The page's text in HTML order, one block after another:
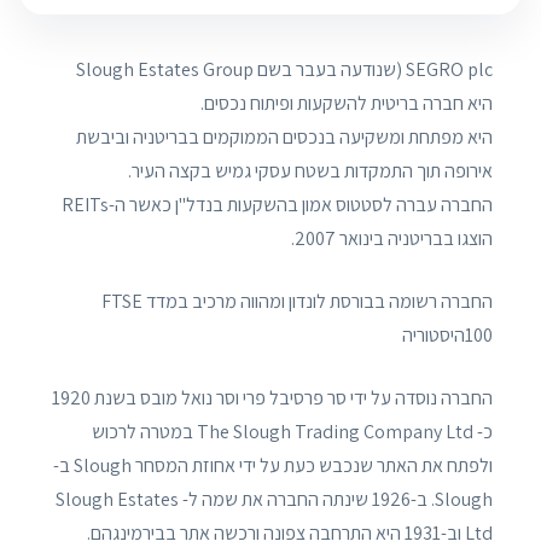
SEGRO plc (שנודעה בעבר בשם Slough Estates Group
היא חברה בריטית להשקעות ופיתוח נכסים.
היא מפתחת ומשקיעה בנכסים הממוקמים בבריטניה וביבשת
אירופה תוך התמקדות בשטח עסקי גמיש בקצה העיר.
החברה עברה לסטטוס אמון בהשקעות בנדל"ן כאשר ה-REITs
הוצגו בבריטניה בינואר 2007.
החברה רשומה בבורסת לונדון ומהווה מרכיב במדד FTSE
100היסטוריה
החברה נוסדה על ידי סר פרסיבל פרי וסר נואל מובס בשנת 1920
כ- The Slough Trading Company Ltd במטרה לרכוש
ולפתח את האתר שנכבש כעת על ידי אחוזת המסחר Slough ב-
Slough. ב-1926 שינתה החברה את שמה ל- Slough Estates
Ltd וב-1931 היא התרחבה צפונה ורכשה אתר בבירמינגהם.